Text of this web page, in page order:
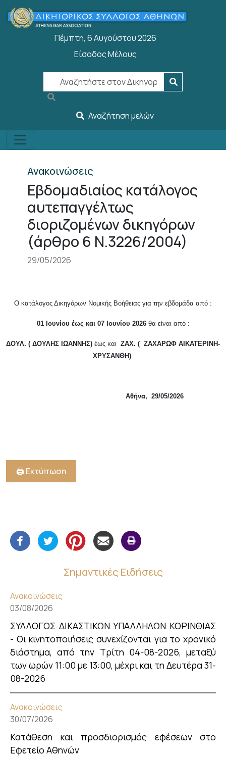
Παράκαμψη προς το κυρίως περιεχόμενο
Πέμπτη, 6 Αυγούστου 2026
User account menu
Είσοδος Μέλους
Αναζήτηση μελών
Ανακοινώσεις
Εβδομαδιαίος κατάλογος
αυτεπαγγέλτως
διοριζομένων δικηγόρων
(άρθρο 6 Ν.3226/2004)
29/05/2026
Σημαντικές Ειδήσεις
Ανακοινώσεις
03/08/2026
ΣΥΛΛΟΓΟΣ ΔΙΚΑΣΤΙΚΩΝ ΥΠΑΛΛΗΛΩΝ ΚΟΡΙΝΘΙΑΣ
- Οι κινητοποιήσεις συνεχίζονται για το χρονικό
διάστημα, από την Τρίτη 04-08-2026, μεταξύ
των ωρών 11:00 με 13:00, μέχρι και τη Δευτέρα 31-
08-2026
Ανακοινώσεις
30/07/2026
Κατάθεση και προσδιορισμός εφέσεων στο
Εφετείο Αθηνών
Ο κατάλογος Δικηγόρων Νομικής Βοήθειας για την εβδομάδα από :
01 Ιουνίου έως και 07 Ιουνίου 2026 θα είναι από :
ΔΟΥΛ. ( ΔΟΥΛΗΣ ΙΩΑΝΝΗΣ) έως και ΖΑΧ. ( ΖΑΧΑΡΩΦ ΑΙΚΑΤΕΡΙΝΗ-
ΧΡΥΣΑΝΘΗ)
Αθήνα, 29/05/2026
🖨️ Εκτύπωση